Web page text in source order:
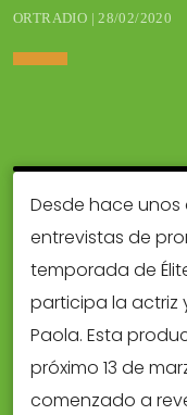
ORTRADIO | 28/02/2020
Desde hace
entrevistas de
temporada de
participa la actriz
Paola. Esta
próximo 13 de
comenzado a